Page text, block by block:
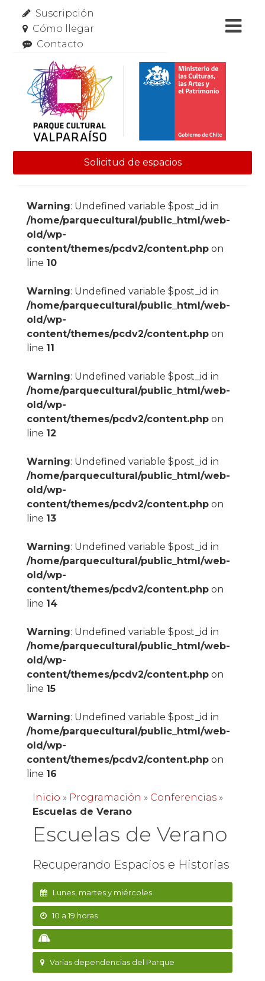
Suscripción
Cómo llegar
Contacto
Solicitud de espacios
Warning: Undefined variable $post_id in
/home/parquecultural/public_html/web-
old/wp-
content/themes/pcdv2/content.phpon
line 10
Warning: Undefined variable $post_id in
/home/parquecultural/public_html/web-
old/wp-
content/themes/pcdv2/content.phpon
line 11
Warning: Undefined variable $post_id in
/home/parquecultural/public_html/web-
old/wp-
content/themes/pcdv2/content.phpon
line 12
Warning: Undefined variable $post_id in
/home/parquecultural/public_html/web-
old/wp-
content/themes/pcdv2/content.phpon
line 13
Warning: Undefined variable $post_id in
/home/parquecultural/public_html/web-
old/wp-
content/themes/pcdv2/content.phpon
line 14
Warning: Undefined variable $post_id in
/home/parquecultural/public_html/web-
old/wp-
content/themes/pcdv2/content.phpon
line 15
Warning: Undefined variable $post_id in
/home/parquecultural/public_html/web-
old/wp-
content/themes/pcdv2/content.phpon
line 16
Inicio » Programación » Conferencias»
Escuelas de Verano
Escuelas de Verano
Recuperando Espacios e Historias
Lunes, martes y miércoles
10 a 19 horas
Varias dependencias del Parque